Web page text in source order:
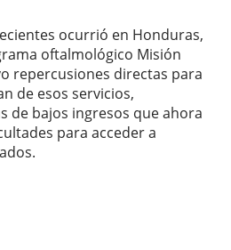
ocurrió en Honduras,
oftalmológico Misión
repercusiones directas para
de esos servicios,
de bajos ingresos que ahora
para acceder a